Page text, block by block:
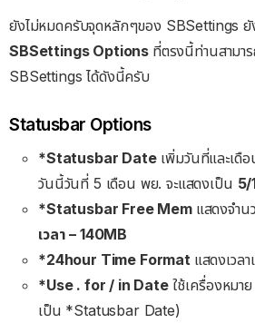
ยังไม่หมดครับจุดหลักๆของ SBSettings
SBSettings Options ที่ตรงนี้ท่านสามา
SBSettings ได้ดังนี้ครับ
Statusbar Options
*Statusbar Dateเพิ่มวันที่และเดือ
วันนี้วันที่ 5 เดือน พย. จะแสดงเป็น 5/
*Statusbar Free Mem แสดงจำ
เวลา – 140MB
*24hour Time Format แสดงเวล
*Use . for / in Date ใช้เครื่องหม
เป็น *Statusbar Date)